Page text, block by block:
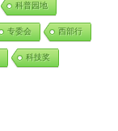
科普园地
专委会 西部行
科技奖